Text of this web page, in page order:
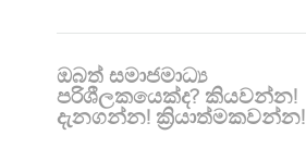
ඔබත් සමාජමාධ්‍ය
පරිශීලකයෙක්ද? කියවන්න!
දැනගන්න! ක්‍රියාත්මකවන්න!